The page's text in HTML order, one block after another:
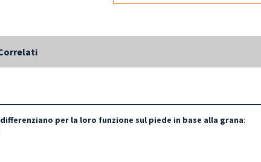
per la loro funzione sul piede in base alla grana: